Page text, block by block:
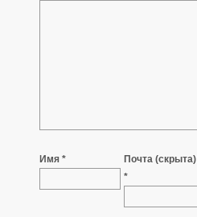
Имя *
Почта (скрыта)
*